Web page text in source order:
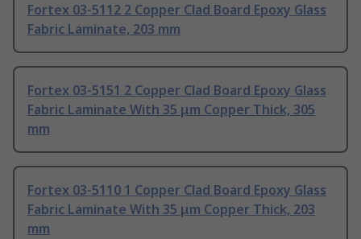
Fortex 03-5112 2 Copper Clad Board Epoxy Glass
Fabric Laminate, 203 mm
Fortex 03-5151 2 Copper Clad Board Epoxy Glass
Fabric Laminate With 35 μm Copper Thick, 305
mm
Fortex 03-5110 1 Copper Clad Board Epoxy Glass
Fabric Laminate With 35 μm Copper Thick, 203
mm